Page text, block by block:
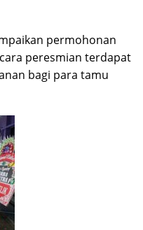
permohonan
peresmian terdapat
bagi para tamu